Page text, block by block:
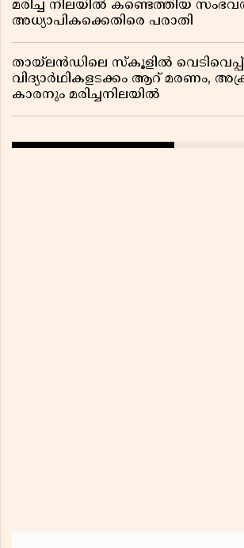
മരിച്ച നിലയിൽ കണ്ടെത്തിയ
അധ്യാപികക്കെതിരെ പരാതി
തായ്‌ലൻഡിലെ സ്‌കൂളിൽ
വിദ്യാർഥികളടക്കം ആറ് മരണം,
കാരനും മരിച്ചനിലയിൽ